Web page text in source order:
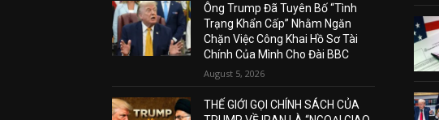
Ông Trump Đã Tuyên Bố “Tình
Trạng Khẩn Cấp” Nhằm Ngăn
Chặn Việc Công Khai Hồ Sơ Tài
Chính Của Mình Cho Đài BBC
August 5, 2026
THẾ GIỚI GỌI CHÍNH SÁCH CỦA